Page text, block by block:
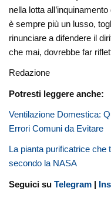
nella lotta
è sempre più un lusso,
rinunciare a difendere il
che mai, dovrebbe far
Redazione
Potresti leggere anche:
Ventilazione Domestica:
Errori Comuni da Evitare
La pianta purificatrice che
secondo la NASA
Seguici suTelegram |